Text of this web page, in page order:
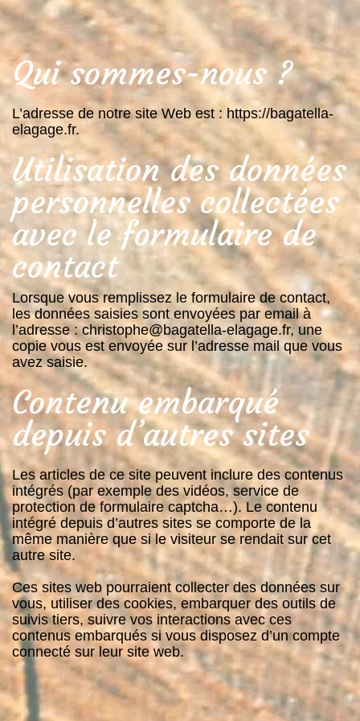
Qui sommes-nous ?
L’adresse de notre site Web est : https://bagatella-
elagage.fr.
Utilisation des données
personnelles collectées
avec le formulaire de
contact
Lorsque vous remplissez le formulaire de contact,
les données saisies sont envoyées par email à
l’adresse : christophe@bagatella-elagage.fr, une
copie vous est envoyée sur l’adresse mail que vous
avez saisie.
Contenu embarqué
depuis d’autres sites
Les articles de ce site peuvent inclure des contenus
intégrés (par exemple des vidéos, service de
protection de formulaire captcha…). Le contenu
intégré depuis d’autres sites se comporte de la
même manière que si le visiteur se rendait sur cet
autre site.
Ces sites web pourraient collecter des données sur
vous, utiliser des cookies, embarquer des outils de
suivis tiers, suivre vos interactions avec ces
contenus embarqués si vous disposez d’un compte
connecté sur leur site web.